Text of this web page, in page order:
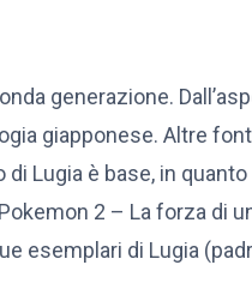
generazione.
giapponese. Altre
di Lugia è base, in
2 – La forza di
esemplari di Lugia